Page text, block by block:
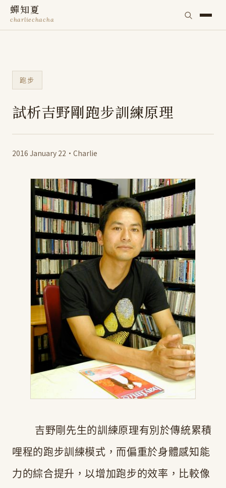
蟬知夏
charliechacha
跑步
試析吉野剛跑步訓練原理
2016 January 22 · Charlie
吉野剛先生的訓練原理有別於傳統累積
哩程的跑步訓練模式，而偏重於身體感知能
力的綜合提升，以增加跑步的效率，比較像